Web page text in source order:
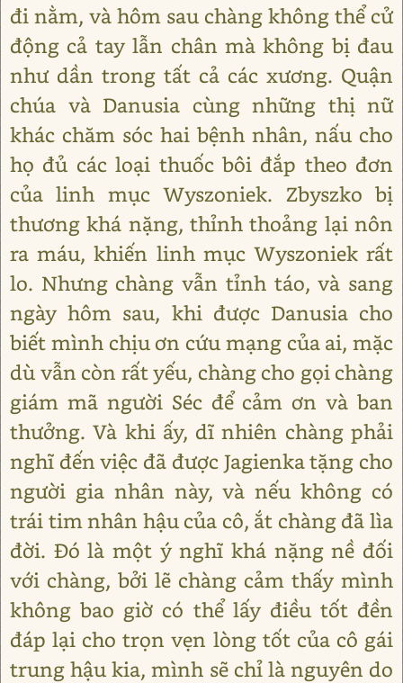
đi nằm, và hôm sau chàng không thể cử
động cả tay lẫn chân mà không bị đau
như dần trong tất cả các xương. Quận
chúa và Danusia cùng những thị nữ
khác chăm sóc hai bệnh nhân, nấu cho
họ đủ các loại thuốc bôi đắp theo đơn
của linh mục Wyszoniek. Zbyszko bị
thương khá nặng, thỉnh thoảng lại nôn
ra máu, khiến linh mục Wyszoniek rất
lo. Nhưng chàng vẫn tỉnh táo, và sang
ngày hôm sau, khi được Danusia cho
biết mình chịu ơn cứu mạng của ai, mặc
dù vẫn còn rất yếu, chàng cho gọi chàng
giám mã người Séc để cảm ơn và ban
thưởng. Và khi ấy, dĩ nhiên chàng phải
nghĩ đến việc đã được Jagienka tặng cho
người gia nhân này, và nếu không có
trái tim nhân hậu của cô, ắt chàng đã lìa
đời. Đó là một ý nghĩ khá nặng nề đối
với chàng, bởi lẽ chàng cảm thấy mình
không bao giờ có thể lấy điều tốt đền
đáp lại cho trọn vẹn lòng tốt của cô gái
trung hậu kia, mình sẽ chỉ là nguyên do